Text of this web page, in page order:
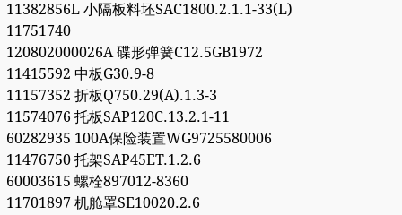
11382856L 小隔板料坯SAC1800.2.1.1-33(L)
11751740
120802000026A 碟形弹簧C12.5GB1972
11415592 中板G30.9-8
11157352 折板Q750.29(A).1.3-3
11574076 托板SAP120C.13.2.1-11
60282935 100A保险装置WG9725580006
11476750 托架SAP45ET.1.2.6
60003615 螺栓897012-8360
11701897 机舱罩SE10020.2.6